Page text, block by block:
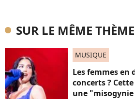
SUR LE MÊME THÈME
MUSIQUE
Les femmes en
concerts ?
une "misogynie